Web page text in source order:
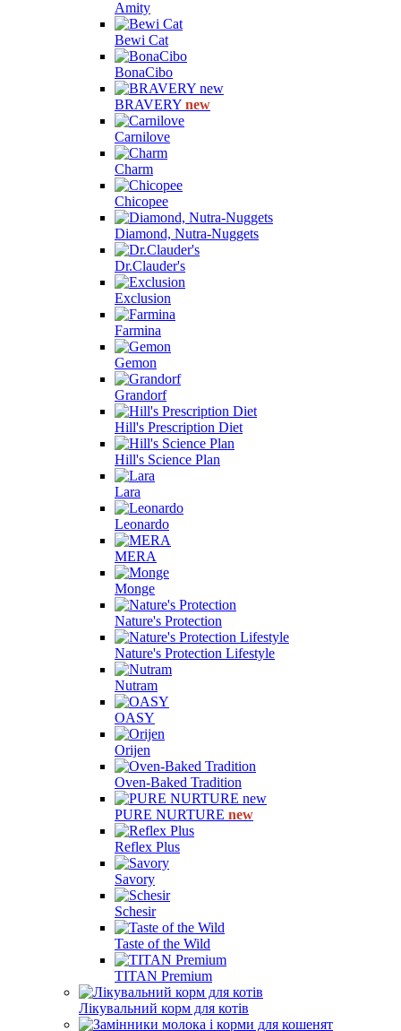
Amity
Bewi Cat
BonaCibo
BRAVERY new
Carnilove
Charm
Chicopee
Diamond, Nutra-Nuggets
Dr.Clauder's
Exclusion
Farmina
Gemon
Grandorf
Hill's Prescription Diet
Hill's Science Plan
Lara
Leonardo
MERA
Monge
Nature's Protection
Nature's Protection Lifestyle
Nutram
OASY
Orijen
Oven-Baked Tradition
PURE NURTURE new
Reflex Plus
Savory
Schesir
Taste of the Wild
TITAN Premium
Лікувальний корм для котів